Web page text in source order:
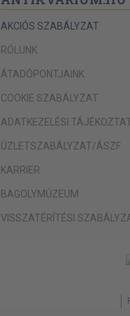
AKCIÓS SZABÁLYZAT
RÓLUNK
ÁTADÓPONTJAINK
COOKIE SZABÁLYZAT
ADATKEZELÉSI
ÜZLETSZABÁLYZAT/ÁSZF
KARRIER
BAGOLYMÚZEUM
VISSZATÉRÍTÉSI